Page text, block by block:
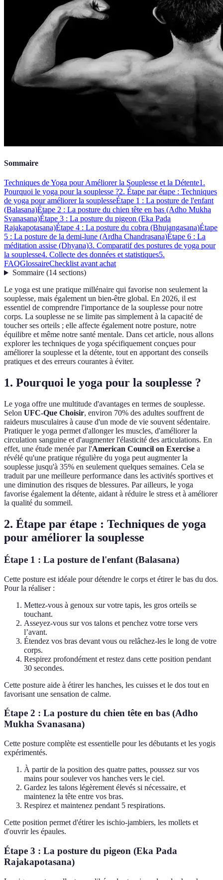
Sommaire
Techniques de Yoga pour Améliorer la Souplesse et la Détente1.
Pourquoi le yoga pour la souplesse ?2. Étape par étape : Techniques
de yoga pour améliorer la souplesseÉtape 1 : La posture de l'enfant
(Balasana)Étape 2 : La posture du chien tête en bas (Adho Mukha
Svanasana)Étape 3 : La posture du pigeon (Eka Pada
Rajakapotasana)Étape 4 : La posture du cobra (Bhujangasana)Étape
5 : La posture de la demi-lune (Ardha Chandrasana)Étape 6 : La
méditation assise (Dhyana)3. Comparatif des postures de yoga pour
la souplesse4. Collecte des données et statistiques5.
FAQGlossaireChecklist avant achat
Sommaire(14 sections)
Le yoga est une pratique millénaire qui favorise non seulement la
souplesse, mais également un bien-être global. En 2026, il est
essentiel de comprendre l'importance de la souplesse pour notre
corps. La souplesse ne se limite pas simplement à la capacité de
toucher ses orteils ; elle affecte également notre posture, notre
équilibre et même notre santé mentale. Dans cet article, nous allons
explorer les techniques de yoga spécifiquement conçues pour
améliorer la souplesse et la détente, tout en apportant des conseils
pratiques et des erreurs courantes à éviter.
1. Pourquoi le yoga pour la souplesse ?
Le yoga offre une multitude d'avantages en termes de souplesse.
Selon UFC-Que Choisir, environ 70% des adultes souffrent de
raideurs musculaires à cause d'un mode de vie souvent sédentaire.
Pratiquer le yoga permet d'allonger les muscles, d'améliorer la
circulation sanguine et d'augmenter l'élasticité des articulations. En
effet, une étude menée par l'American Council on Exercise a
révélé qu'une pratique régulière du yoga peut augmenter la
souplesse jusqu'à 35% en seulement quelques semaines. Cela se
traduit par une meilleure performance dans les activités sportives et
une diminution des risques de blessures. Par ailleurs, le yoga
favorise également la détente, aidant à réduire le stress et à améliorer
la qualité du sommeil.
2. Étape par étape : Techniques de yoga
pour améliorer la souplesse
Étape 1 : La posture de l'enfant (Balasana)
Cette posture est idéale pour détendre le corps et étirer le bas du dos.
Pour la réaliser :
Mettez-vous à genoux sur votre tapis, les gros orteils se
touchant.
Asseyez-vous sur vos talons et penchez votre torse vers
l’avant.
Étendez vos bras devant vous ou relâchez-les le long de votre
corps.
Respirez profondément et restez dans cette position pendant
30 secondes.
Cette posture aide à étirer les hanches, les cuisses et le dos tout en
favorisant une sensation de calme.
Étape 2 : La posture du chien tête en bas (Adho
Mukha Svanasana)
Cette posture complète est essentielle pour les débutants et les yogis
expérimentés.
À partir de la position des quatre pattes, poussez sur vos
mains pour soulever vos hanches vers le ciel.
Gardez les talons légèrement élevés si nécessaire, et
maintenez la tête entre vos bras.
Respirez et maintenez pendant 5 respirations.
Cette position permet d'étirer les ischio-jambiers, les mollets et
d'ouvrir les épaules.
Étape 3 : La posture du pigeon (Eka Pada
Rajakapotasana)